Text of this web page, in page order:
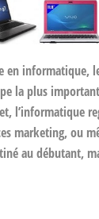
en informatique,
la plus
l’informatique
marketing, ou
au débutant,